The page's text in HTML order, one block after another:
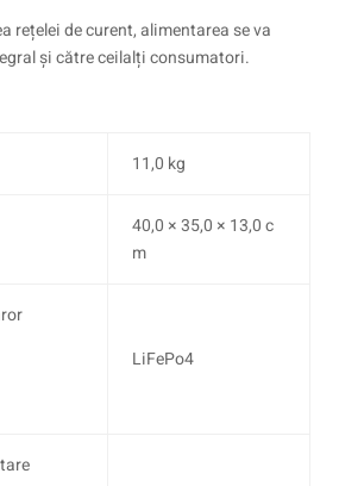
rețelei de curent, alimentarea se va
și către ceilalți consumatori.
11,0 kg
40,0 × 35,0 × 13,0 c
m
LiFePo4